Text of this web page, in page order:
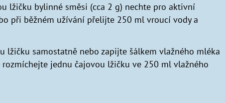
lžičku bylinné směsi (cca 2 g) nechte pro aktivní
při běžném užívání přelijte 250 ml vroucí vody a
lžičku samostatně nebo zapijte šálkem vlažného mléka
jednu čajovou lžičku ve 250 ml vlažného